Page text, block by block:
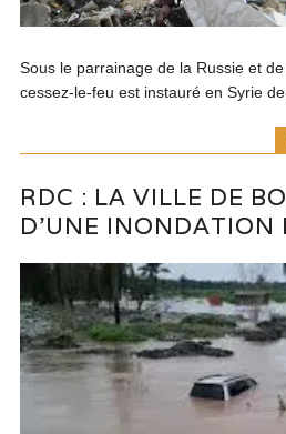
Sous le parrainage de la Russie et
cessez-le-feu est instauré en Syrie
RDC : LA VILLE DE
D’UNE INONDATION